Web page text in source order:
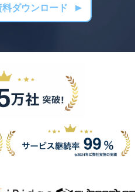
ダウンロード